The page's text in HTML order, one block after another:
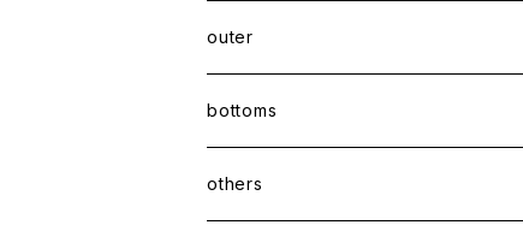
sweatshirt
outer
coat
jacket
bottoms
pants
others